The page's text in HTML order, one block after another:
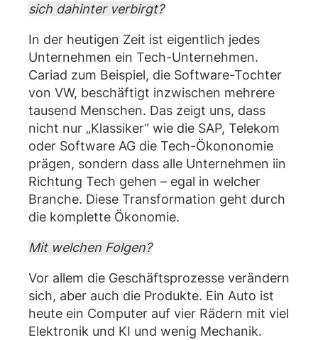
sich dahinter verbirgt?
In der heutigen Zeit ist eigentlich jedes
Unternehmen ein Tech-Unternehmen.
Cariad zum Beispiel, die Software-Tochter
von VW, beschäftigt inzwischen mehrere
tausend Menschen. Das zeigt uns, dass
nicht nur „Klassiker“ wie die SAP, Telekom
oder Software AG die Tech-Ökononomie
prägen, sondern dass alle Unternehmen iin
Richtung Tech gehen – egal in welcher
Branche. Diese Transformation geht durch
die komplette Ökonomie.
Mit welchen Folgen?
Vor allem die Geschäftsprozesse verändern
sich, aber auch die Produkte. Ein Auto ist
heute ein Computer auf vier Rädern mit viel
Elektronik und KI und wenig Mechanik.